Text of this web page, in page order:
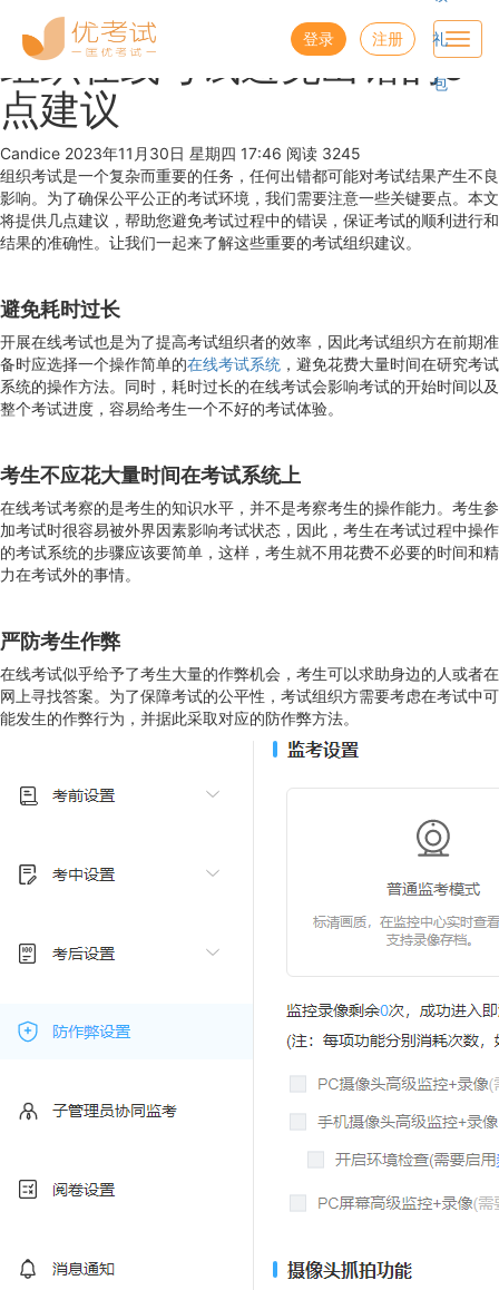
登录 注册 礼
包
组织在线考试避免出错的5
点建议
Candice 2023年11月30日 星期四 17:46 阅读 3245
组织考试是一个复杂而重要的任务，任何出错都可能对考试结果产生不良
影响。为了确保公平公正的考试环境，我们需要注意一些关键要点。本文
将提供几点建议，帮助您避免考试过程中的错误，保证考试的顺利进行和
结果的准确性。让我们一起来了解这些重要的考试组织建议。
避免耗时过长
开展在线考试也是为了提高考试组织者的效率，因此考试组织方在前期准
备时应选择一个操作简单的在线考试系统 ，避免花费大量时间在研究考试
系统的操作方法。同时，耗时过长的在线考试会影响考试的开始时间以及
整个考试进度，容易给考生一个不好的考试体验。
考生不应花大量时间在考试系统上
在线考试考察的是考生的知识水平，并不是考察考生的操作能力。考生参
加考试时很容易被外界因素影响考试状态，因此，考生在考试过程中操作
的考试系统的步骤应该要简单，这样，考生就不用花费不必要的时间和精
力在考试外的事情。
严防考生作弊
在线考试似乎给予了考生大量的作弊机会，考生可以求助身边的人或者在
网上寻找答案。为了保障考试的公平性，考试组织方需要考虑在考试中可
能发生的作弊行为，并据此采取对应的防作弊方法。